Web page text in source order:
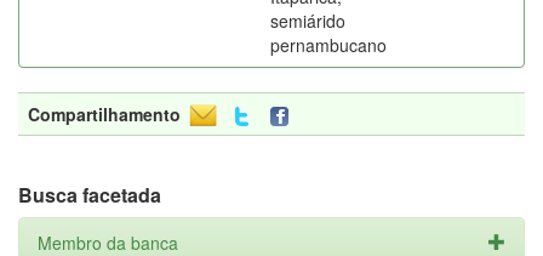
semiárido
pernambucano
Compartilhamento
Busca facetada
Membro da banca